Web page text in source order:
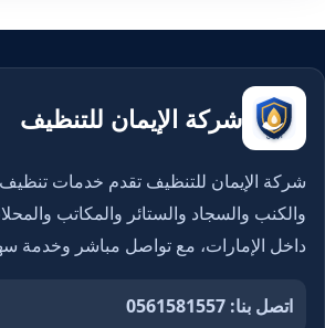
شركة الإيمان للتنظيف
شركة الإيمان للتنظيف تقدم خدمات تنظيف
والكنب والسجاد والستائر والمكاتب
داخل الإمارات، مع تواصل مباشر وخدمة
اتصل بنا: 0561581557